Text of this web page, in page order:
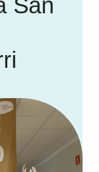
San